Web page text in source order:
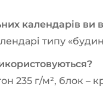
календарів ви
типу
235 г/м², блок –